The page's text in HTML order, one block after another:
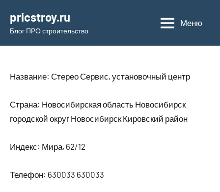
содержимому
pricstroy.ru
Блог ПРО строительство
Меню
Название: Стерео Сервис, установочный центр
Страна: Новосибирская область Новосибирск
городской округ Новосибирск Кировский район
Индекс: Мира, 62/12
Телефон: 630033 630033